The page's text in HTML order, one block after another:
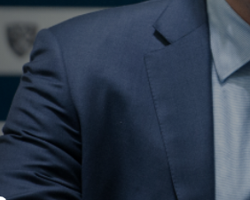
Барыс
Салават Юлаев
Сибирь